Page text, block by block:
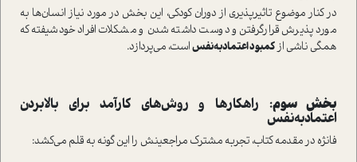
در کنار موضوع تاثیرپذیری از دوران کودکی، این بخش در مورد نیاز انسان‌ها به
مورد پذیرش قرار‌گرفتن و دوست داشته شدن و مشکلات افراد خودشیفته که
همگی ناشی ازکمبود اعتمادبه‌نفساست، می‌پردازد.
بخش سوم:راهکارها و روش‌های کارآمد برای بالا‌بردن
اعتمادبه‌نفس
فانژه در مقدمه‌ کتاب، تجربه‌ مشترک مراجعینش را این گونه به قلم می‌کشد: